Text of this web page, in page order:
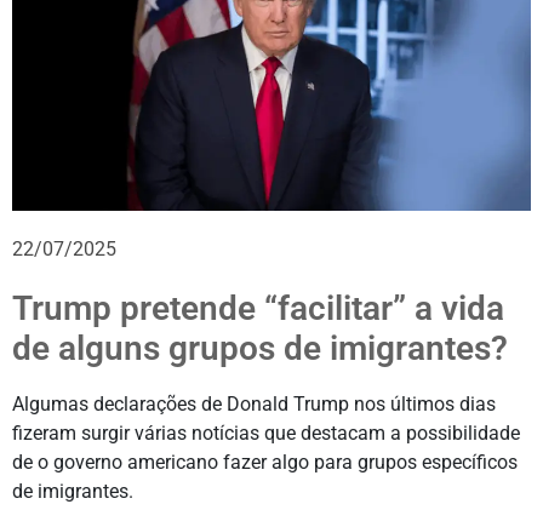
22/07/2025
Trump pretende “facilitar” a vida
de alguns grupos de imigrantes?
Algumas declarações de Donald Trump nos últimos dias
fizeram surgir várias notícias que destacam a possibilidade
de o governo americano fazer algo para grupos específicos
de imigrantes.